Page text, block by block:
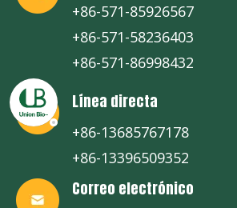
+86-571-85926567
+86-571-58236403
+86-571-86998432
Línea directa
+86-13685767178
+86-13396509352
Correo electrónico